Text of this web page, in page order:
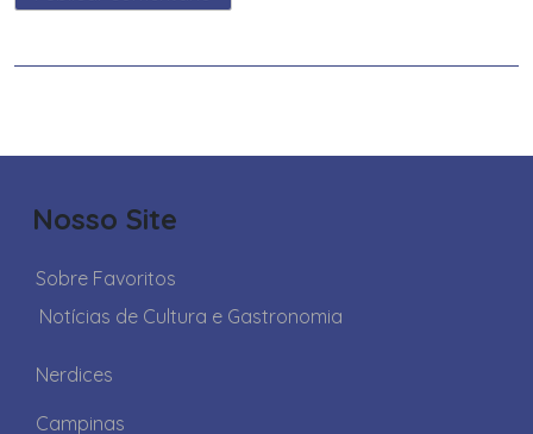
Nosso Site
Sobre Favoritos
Notícias de Cultura e Gastronomia
Nerdices
Campinas